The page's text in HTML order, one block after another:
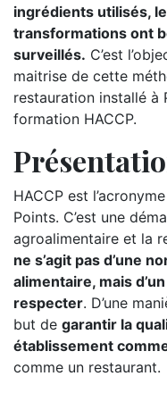
ingrédients utilisés,
transformations ont
surveillés. C’est
maitrise de cette
restauration installé à
formation HACCP.
HACCP est
Points. C’est une
agroalimentaire et la
ne s’agit pas d’une
alimentaire, mais
respecter. D’une
but de garantir la
établissement
comme un restaurant.